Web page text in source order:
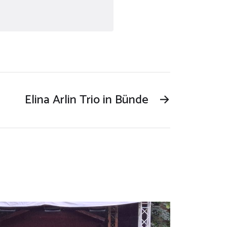
→
Elina Arlin Trio in Bünde